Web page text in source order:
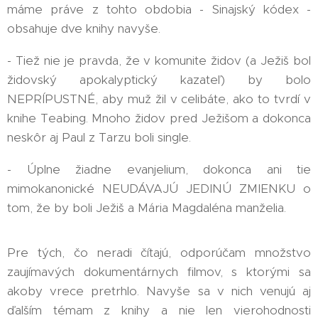
máme práve z tohto obdobia - Sinajský kódex -
obsahuje dve knihy navyše.
- Tiež nie je pravda, že v komunite židov (a Ježiš bol
židovský apokalyptický kazateľ) by bolo
NEPRÍPUSTNÉ, aby muž žil v celibáte, ako to tvrdí v
knihe Teabing. Mnoho židov pred Ježišom a dokonca
neskôr aj Paul z Tarzu boli single.
- Úplne žiadne evanjelium, dokonca ani tie
mimokanonické NEUDÁVAJÚ JEDINÚ ZMIENKU o
tom, že by boli Ježiš a Mária Magdaléna manželia.
Pre tých, čo neradi čítajú, odporúčam množstvo
zaujímavých dokumentárnych filmov, s ktorými sa
akoby vrece pretrhlo. Navyše sa v nich venujú aj
ďalším témam z knihy a nie len vierohodnosti